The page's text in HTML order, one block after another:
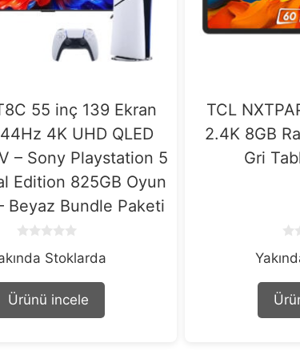
55 inç 139 Ekran
4K UHD QLED
– Sony Playstation 5
Edition 825GB Oyun
Beyaz Bundle Paketi
o
t
o
f
Stoklarda
Ürünü incele
TCL
2.4K 8GB
Gri
o
t
f